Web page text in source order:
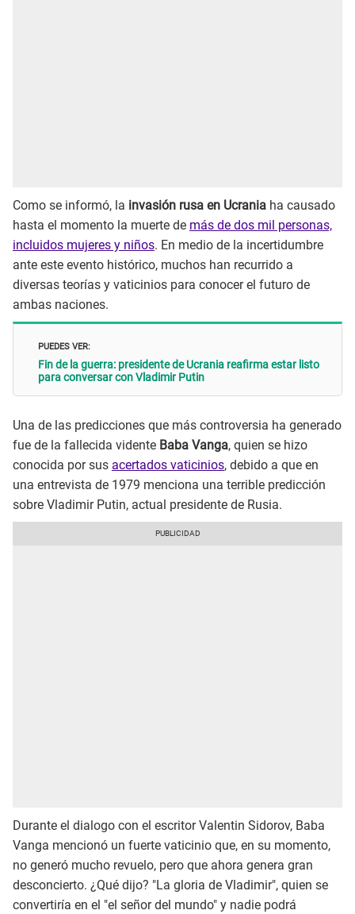
Como se informó, la invasión rusa en Ucrania ha causado
hasta el momento la muerte de más de dos mil personas,
incluidos mujeres y niños. En medio de la incertidumbre
ante este evento histórico, muchos han recurrido a
diversas teorías y vaticinios para conocer el futuro de
ambas naciones.
PUEDES VER:
Fin de la guerra: presidente de Ucrania reafirma estar listo
para conversar con Vladimir Putin
Una de las predicciones que más controversia ha generado
fue de la fallecida vidente Baba Vanga, quien se hizo
conocida por sus acertados vaticinios, debido a que en
una entrevista de 1979 menciona una terrible predicción
sobre Vladimir Putin, actual presidente de Rusia.
Durante el dialogo con el escritor Valentin Sidorov, Baba
Vanga mencionó un fuerte vaticinio que, en su momento,
no generó mucho revuelo, pero que ahora genera gran
desconcierto. ¿Qué dijo? "La gloria de Vladimir", quien se
convertiría en el "el señor del mundo" y nadie podrá